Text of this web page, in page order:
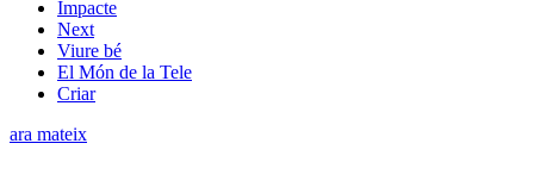
Impacte
Next
Viure bé
El Món de la Tele
Criar
ara mateix